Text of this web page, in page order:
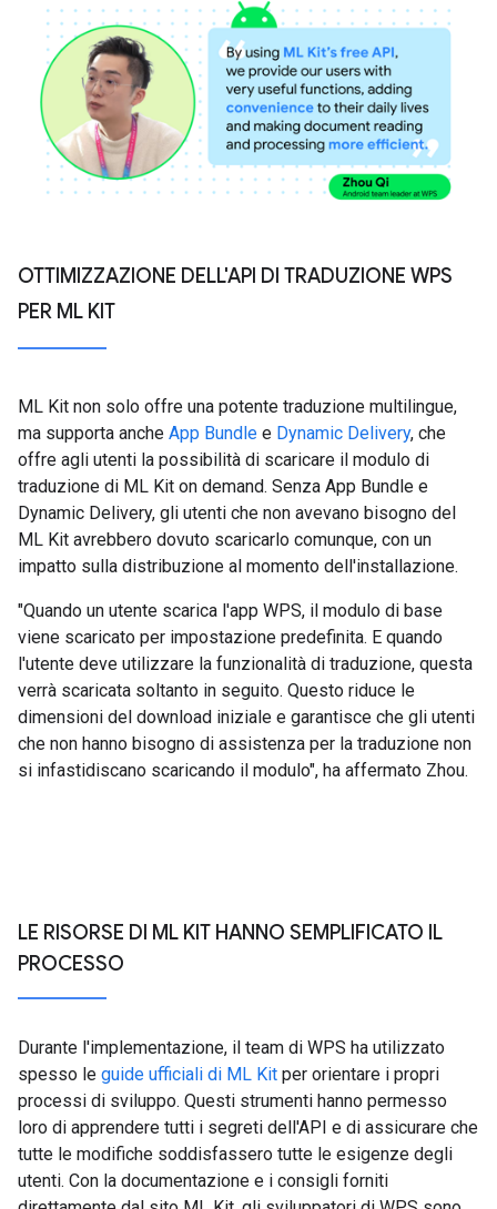
OTTIMIZZAZIONE DELL'API DI TRADUZIONE WPS
PER ML KIT
ML Kit non solo offre una potente traduzione multilingue,
ma supporta anche App Bundle e Dynamic Delivery, che
offre agli utenti la possibilità di scaricare il modulo di
traduzione di ML Kit on demand. Senza App Bundle e
Dynamic Delivery, gli utenti che non avevano bisogno del
ML Kit avrebbero dovuto scaricarlo comunque, con un
impatto sulla distribuzione al momento dell'installazione.
"Quando un utente scarica l'app WPS, il modulo di base
viene scaricato per impostazione predefinita. E quando
l'utente deve utilizzare la funzionalità di traduzione, questa
verrà scaricata soltanto in seguito. Questo riduce le
dimensioni del download iniziale e garantisce che gli utenti
che non hanno bisogno di assistenza per la traduzione non
si infastidiscano scaricando il modulo", ha affermato Zhou.
LE RISORSE DI ML KIT HANNO SEMPLIFICATO IL
PROCESSO
Durante l'implementazione, il team di WPS ha utilizzato
spesso le guide ufficiali di ML Kit per orientare i propri
processi di sviluppo. Questi strumenti hanno permesso
loro di apprendere tutti i segreti dell'API e di assicurare che
tutte le modifiche soddisfassero tutte le esigenze degli
utenti. Con la documentazione e i consigli forniti